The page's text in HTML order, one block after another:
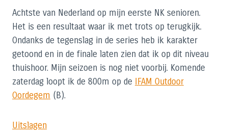
Achtste van Nederland op mijn eerste NK senioren.
Het is een resultaat waar ik met trots op terugkijk.
Ondanks de tegenslag in de series heb ik karakter
getoond en in de finale laten zien dat ik op dit niveau
thuishoor. Mijn seizoen is nog niet voorbij. Komende
zaterdag loopt ik de 800m op de
IFAM Outdoor
Oordegem (B).
Uitslagen